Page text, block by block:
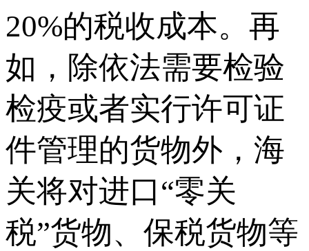
20%的税收成本。再
如，除依法需要检验
检疫或者实行许可证
件管理的货物外，海
关将对进口“零关
税”货物、保税货物等